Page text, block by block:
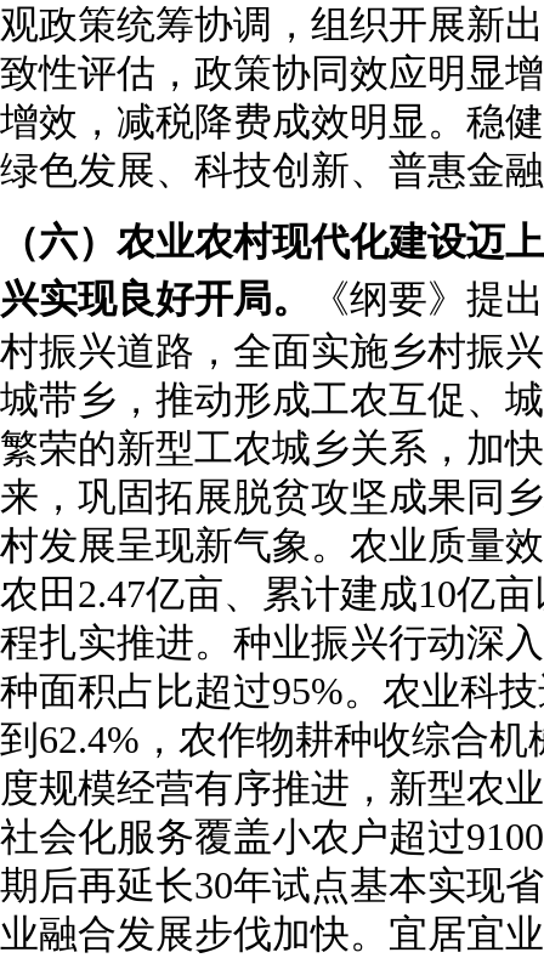
观政策统筹协调，组织开展新
致性评估，政策协同效应明显
增效，减税降费成效明显。稳
绿色发展、科技创新、普惠金
（六）农业农村现代化建设迈
兴实现良好开局。
《纲要》提
村振兴道路，全面实施乡村振
城带乡，推动形成工农互促、
繁荣的新型工农城乡关系，加
来，巩固拓展脱贫攻坚成果同
村发展呈现新气象。农业质量
农田2.47亿亩、累计建成10亿
程扎实推进。种业振兴行动深
种面积占比超过95%。农业科
到62.4%，农作物耕种收综合
度规模经营有序推进，新型农
社会化服务覆盖小农户超过
期后再延长30年试点基本实现
业融合发展步伐加快。宜居宜